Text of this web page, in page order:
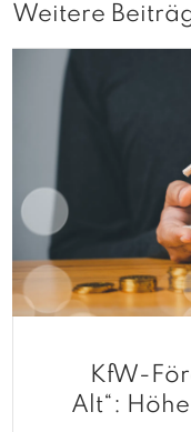
Weitere
KfW-
Alt“: